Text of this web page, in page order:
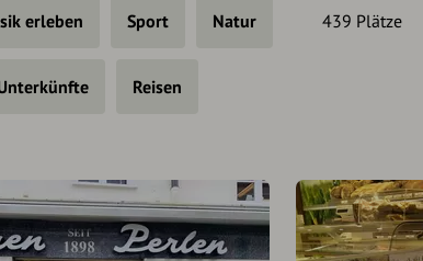
erleben Sport Natur
Reisen
439 Plätze